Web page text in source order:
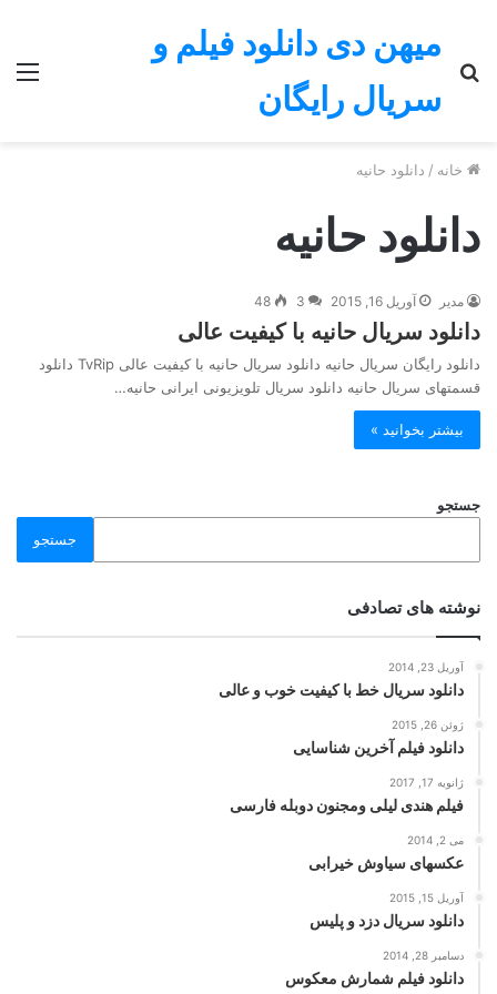
میهن دی دانلود فیلم و
سریال رایگان
جستجو
برای
خانه / دانلود حانیه
دانلود حانیه
مدیر آوریل 16, 2015 3
48
دانلود سریال حانیه با کیفیت عالی
دانلود رایگان سریال حانیه دانلود سریال حانیه با کیفیت عالی TvRip دانلود
قسمتهای سریال حانیه دانلود سریال تلویزیونی ایرانی حانیه…
بیشتر بخوانید »
جستجو
جستجو
نوشته های تصادفی
آوریل 23, 2014
دانلود سریال خط با کیفیت خوب و عالی
ژوئن 26, 2015
دانلود فیلم آخرین شناسایی
ژانویه 17, 2017
فیلم هندی لیلی ومجنون دوبله فارسی
می 2, 2014
عکسهای سیاوش خیرابی
آوریل 15, 2015
دانلود سریال دزد و پلیس
دسامبر 28, 2014
دانلود فیلم شمارش معکوس